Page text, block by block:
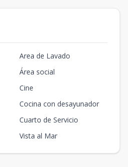
Area de Lavado
Área social
Cine
Cocina con desayunador
Cuarto de Servicio
Vista al Mar